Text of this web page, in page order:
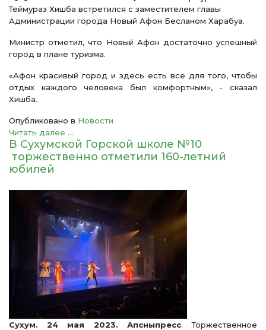
Теймураз Хишба встретился с заместителем главы
Администрации города Новый Афон Бесланом Харабуа.
Министр отметил, что Новый Афон достаточно успешный
город в плане туризма.
«Афон красивый город и здесь есть все для того, чтобы
отдых каждого человека был комфортным», - сказал
Хишба.
Опубликовано в Новости
Читать далее ...
В Сухумской Горской школе №10
торжественно отметили 160-летний
юбилей
Сухум. 24 мая 2023. Апсныпресс. Торжественное